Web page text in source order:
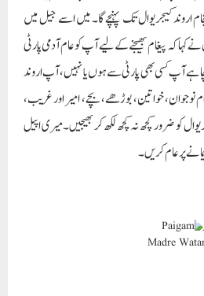
کیجریوال تک پہنچے گا۔ میں اسے جیل میں
نے کہا کہ پیغام بھیجنے کے لیے آپ کو عام آدمی پارٹی
آپ کسی بھی پارٹی سے ہوں یا نہیں، آپ اروند
نوجوان، خواتین، بوڑھے، بچے، امیر اور غریب،
کو ضرور کچھ نہ کچھ لکھ کر بھیجیں۔میری اپیل
پر عام کریں۔